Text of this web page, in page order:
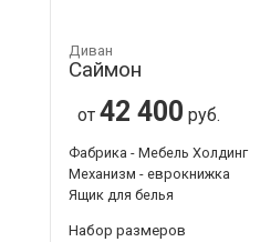
Диван
Саймон
от 42 400 руб.
Фабрика - Мебель Холдинг
Механизм - еврокнижка
Ящик для белья
Набор размеров